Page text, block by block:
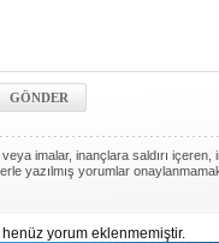
imalar, inançlara saldırı içeren,
yazılmış yorumlar
yorum eklenmemiştir.